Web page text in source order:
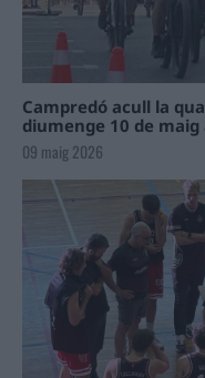
Campredó acull la
diumenge 10 de
09 maig 2026